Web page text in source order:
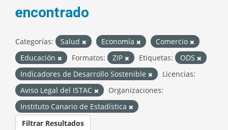
encontrado
Categorías: Salud Economía
Comercio
Educación
Formatos: ZIP Etiquetas:
ODS
Indicadores de Desarrollo Sostenible
Licencias:
Aviso Legal del ISTAC
Organizaciones:
Instituto Canario de Estadística
Filtrar Resultados